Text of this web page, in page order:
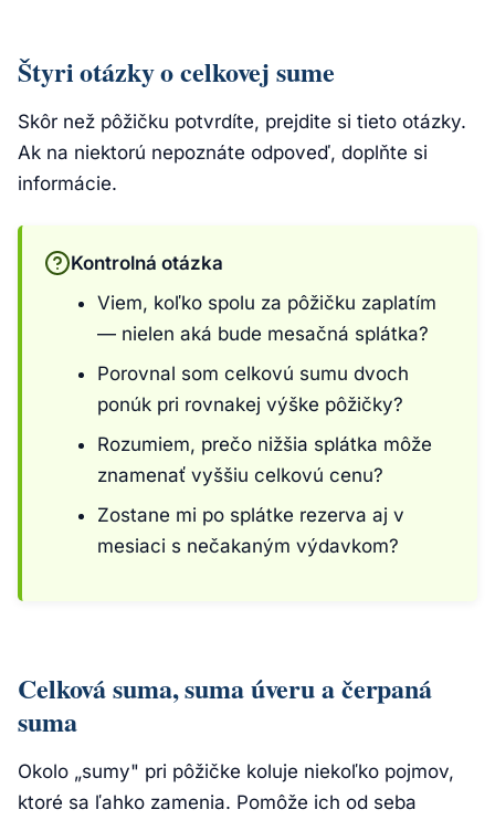
Štyri otázky o celkovej sume
Skôr než pôžičku potvrdíte, prejdite si tieto otázky.
Ak na niektorú nepoznáte odpoveď, doplňte si
informácie.
Kontrolná otázka
Viem, koľko spolu za pôžičku zaplatím
— nielen aká bude mesačná splátka?
Porovnal som celkovú sumu dvoch
ponúk pri rovnakej výške pôžičky?
Rozumiem, prečo nižšia splátka môže
znamenať vyššiu celkovú cenu?
Zostane mi po splátke rezerva aj v
mesiaci s nečakaným výdavkom?
Celková suma, suma úveru a čerpaná
suma
Okolo „sumy" pri pôžičke koluje niekoľko pojmov,
ktoré sa ľahko zamenia. Pomôže ich od seba